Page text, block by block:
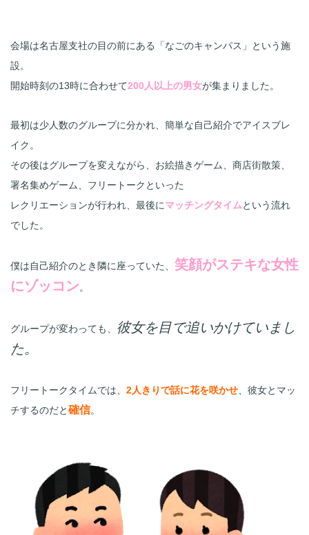
会場は名古屋支社の目の前にある「なごのキャンパス」という施
設。
開始時刻の13時に合わせて200人以上の男女が集まりました。
最初は少人数のグループに分かれ、簡単な自己紹介でアイスブレ
イク。
その後はグループを変えながら、お絵描きゲーム、商店街散策、
署名集めゲーム、フリートークといった
レクリエーションが行われ、最後にマッチングタイムという流れ
でした。
僕は自己紹介のとき隣に座っていた、 笑顔がステキな女性
にゾッコン。
グループが変わっても、 彼女を目で追いかけていまし
フリートークタイムでは、 2人きりで話に花を咲かせ 、彼女とマッ
チするのだと確信。